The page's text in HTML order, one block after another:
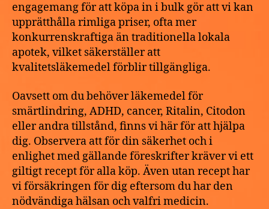
engagemang för att köpa in i bulk gör att vi kan
upprätthålla rimliga priser, ofta mer
konkurrenskraftiga än traditionella lokala
apotek, vilket säkerställer att
kvalitetsläkemedel förblir tillgängliga.
Oavsett om du behöver läkemedel för
smärtlindring, ADHD, cancer, Ritalin, Citodon
eller andra tillstånd, finns vi här för att hjälpa
dig. Observera att för din säkerhet och i
enlighet med gällande föreskrifter kräver vi ett
giltigt recept för alla köp. Även utan recept har
vi försäkringen för dig eftersom du har den
nödvändiga hälsan och valfri medicin.